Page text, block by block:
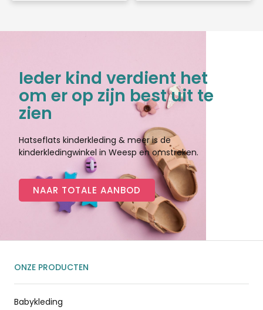
Ieder kind verdient het
om er op zijn best uit te
zien
Hatseflats kinderkleding & meer is de
kinderkledingwinkel in Weesp en omstreken.
NAAR TOTALE AANBOD
ONZE PRODUCTEN
Babykleding